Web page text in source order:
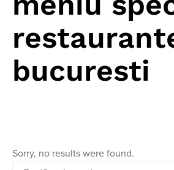
bucuresti
Sorry, no results were found.